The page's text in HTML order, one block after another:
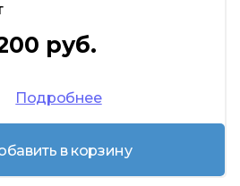
руб.
Подробнее
в корзину